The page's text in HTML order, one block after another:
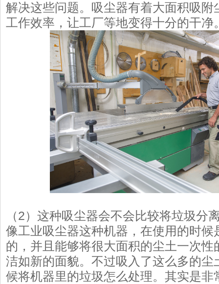
解决这些问题。吸尘器有着大面积吸附
工作效率，让工厂等地变得十分的干净
（2）这种吸尘器会不会比较将垃圾分
像工业吸尘器这种机器，在使用的时候
的，并且能够将很大面积的尘土一次
洁如新的面貌。不过吸入了这么多的尘
候将机器里的垃圾怎么处理。其实是非